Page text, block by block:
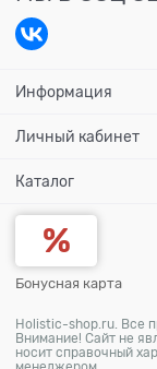
Информация
Личный кабинет
Каталог
Бонусная карта
Holistic-shop.ru. Все
Внимание! Сайт не
носит справочный